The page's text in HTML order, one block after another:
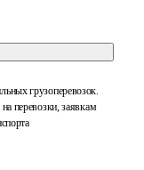
грузоперевозок.
перевозки, заявкам